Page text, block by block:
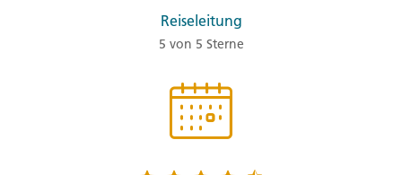
Reiseleitung
5 von 5 Sterne